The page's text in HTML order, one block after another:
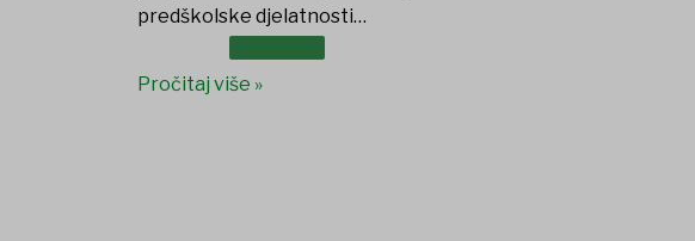
predškolske djelatnosti…
Pročitaj više »